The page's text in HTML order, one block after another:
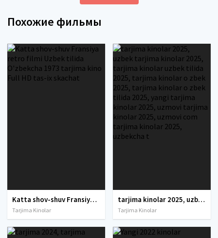
Похожие фильмы
Katta shov-shuv Fransiya retro filmi Uzbek tilida O'zbekcha 1973 tarjima kino Full HD tas-ix skachat
Tarjima Kinolar
tarjima kinolar 2025, uzbek tarjima kinolar 2025, tarjima kinolar uzbek tilida 2025, tarjima kinolar o zbek 2025, tarjima kinolar o zbek tilida 2025, yangi tarjima kinolar 2025, uzmovi tarjima kinolar 2025, uzmovi com tarjima kinolar 2025, uzbekcha t
Tarjima Kinolar